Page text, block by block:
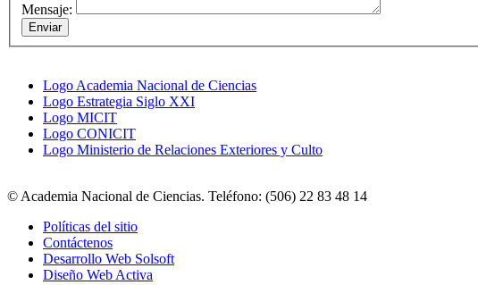
Mensaje:
Logo Academia Nacional de Ciencias
Logo Estrategia Siglo XXI
Logo MICIT
Logo CONICIT
Logo Ministerio de Relaciones Exteriores y Culto
© Academia Nacional de Ciencias. Teléfono: (506) 22 83 48 14
Políticas del sitio
Contáctenos
Desarrollo Web Solsoft
Diseño Web Activa